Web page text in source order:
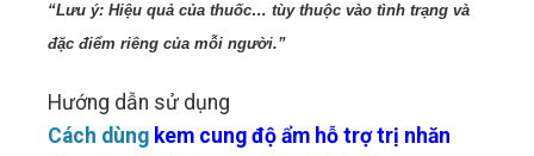
“Lưu ý: Hiệu quả của thuốc… tùy thuộc vào tình trạng và
đặc điểm riêng của mỗi người.”
Hướng dẫn sử dụng
Cách dùng kem cung độ ẩm hỗ trợ trị nhăn